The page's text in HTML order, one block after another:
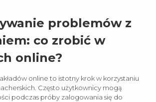
problemów z
co zrobić w
online?
online to istotny krok w korzystaniu
Często użytkownicy mogą
podczas próby zalogowania się do